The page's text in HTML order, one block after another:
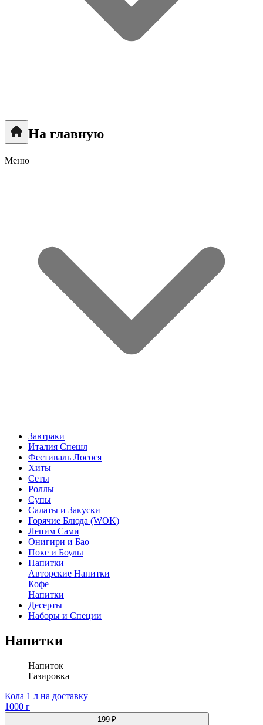
На главную
Меню
Завтраки
Италия Спешл
Фестиваль Лосося
Хиты
Сеты
Роллы
Супы
Салаты и Закуски
Горячие Блюда (WOK)
Лепим Сами
Онигири и Бао
Поке и Боулы
Напитки
Авторские Напитки
Кофе
Напитки
Десерты
Наборы и Специи
Напитки
Напиток
Газировка
Кола 1 л на доставку
1000 г
199 ₽